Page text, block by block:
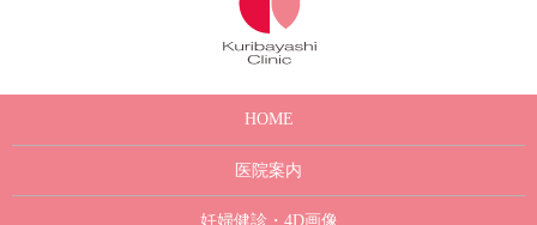
HOME
医院案内
妊婦健診・4D画像